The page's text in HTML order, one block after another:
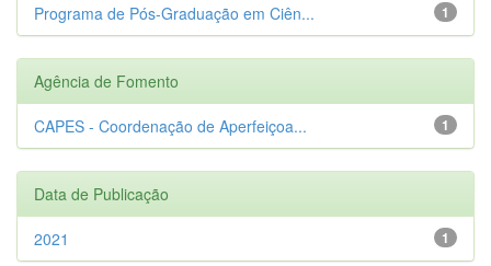
1
Programa de Pós-Graduação em Ciên...
Agência de Fomento
1
CAPES - Coordenação de Aperfeiçoa...
Data de Publicação
1
2021